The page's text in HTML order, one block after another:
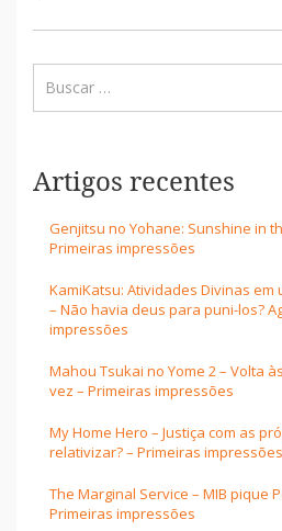
Artigos recentes
Genjitsu no Yohane: Sunshine in
Primeiras impressões
KamiKatsu: Atividades Divinas em
– Não havia deus para puni-los?
impressões
Mahou Tsukai no Yome 2 – Volta
vez – Primeiras impressões
My Home Hero – Justiça com as
relativizar? – Primeiras impressões
The Marginal Service – MIB pique
Primeiras impressões